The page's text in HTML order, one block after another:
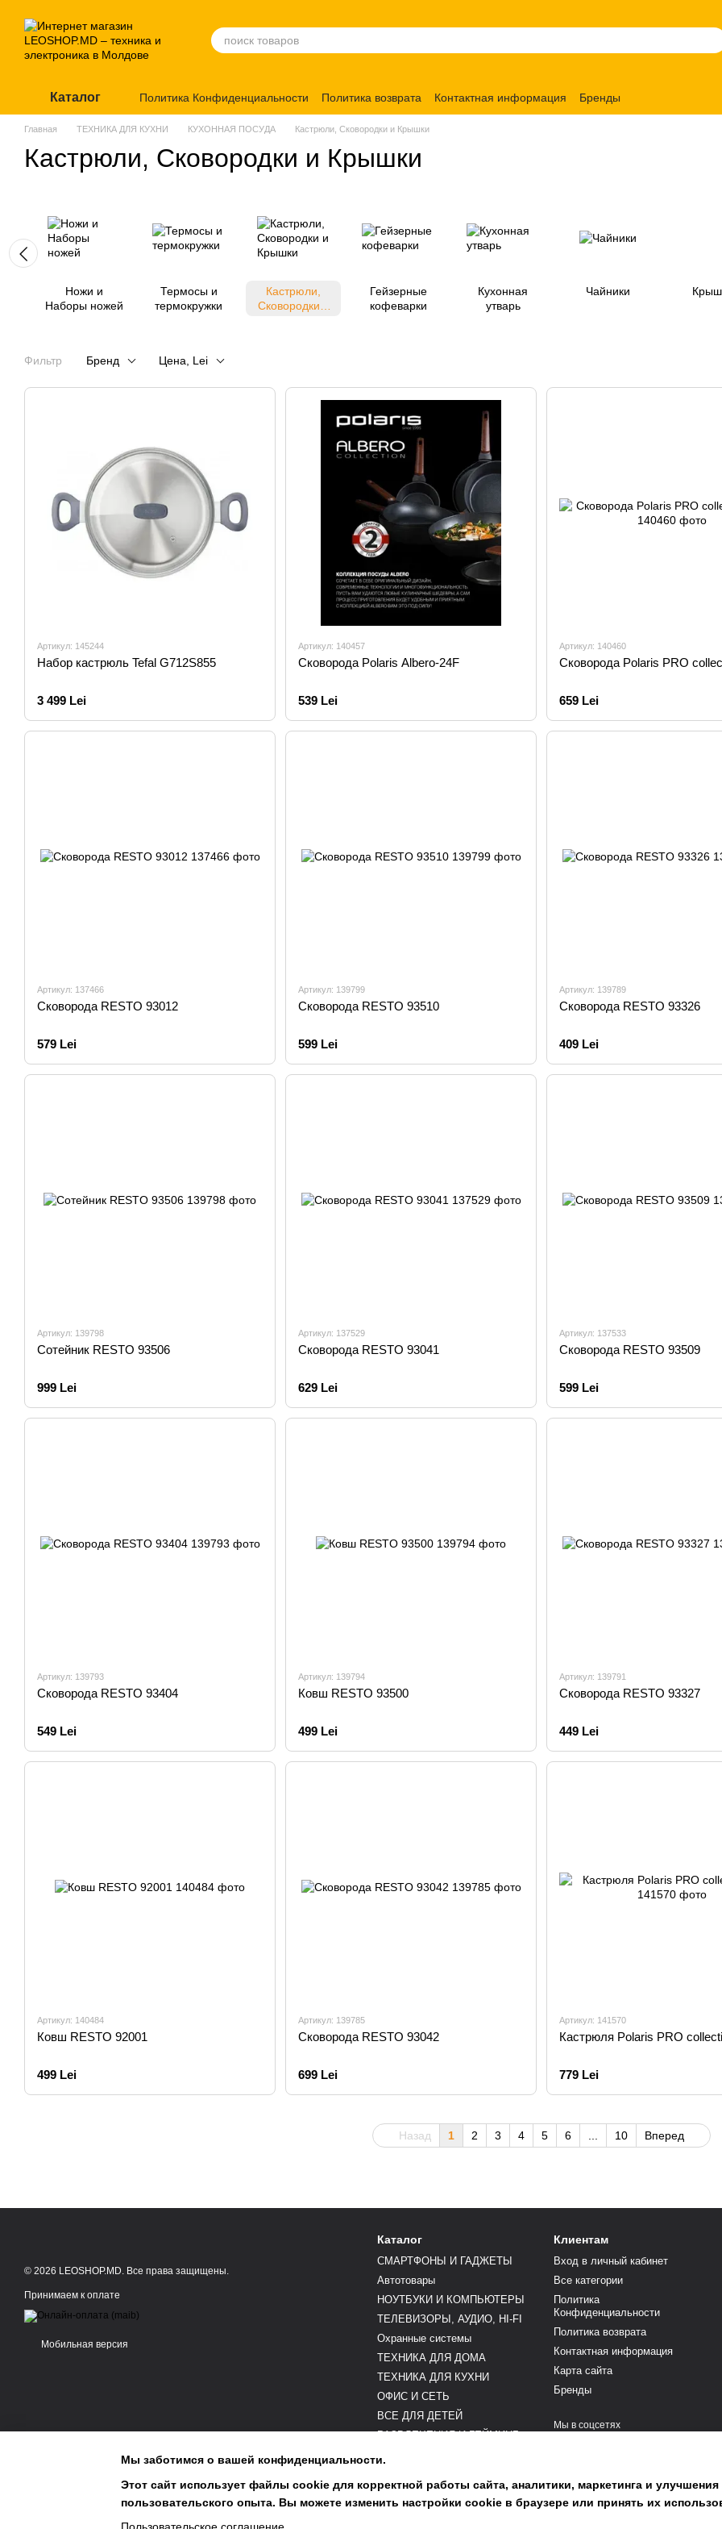
Каталог Политика Конфиденциальности Политика возврата Контактная информация Бренды
Главная ТЕХНИКА ДЛЯ КУХНИ КУХОННАЯ ПОСУДА Кастрюли, Сковородки и Крышки
Кастрюли, Сковородки и Крышки
Ножи и
Наборы ножей
Термосы и
термокружки
Кастрюли,
Сковородки и
Гейзерные
кофеварки
Кухонная
утварь
Чайники
Фильтр Бренд Цена, Lei
Артикул: 145244
Набор кастрюль Tefal G712S855
3 499 Lei
Артикул: 140457
Сковорода Polaris Albero-24F
539 Lei
Артикул: 140460
Сковорода Polaris PRO
659 Lei
Артикул: 137466
Сковорода RESTO 93012
579 Lei
Артикул: 139799
Сковорода RESTO 93510
599 Lei
Артикул: 139789
Сковорода RESTO 93326
409 Lei
Артикул: 139798
Сотейник RESTO 93506
999 Lei
Артикул: 137529
Сковорода RESTO 93041
629 Lei
Артикул: 137533
Сковорода RESTO 93509
599 Lei
Артикул: 139793
Сковорода RESTO 93404
549 Lei
Артикул: 139794
Ковш RESTO 93500
499 Lei
Артикул: 139791
Сковорода RESTO 93327
449 Lei
Артикул: 140484
Ковш RESTO 92001
499 Lei
Артикул: 139785
Сковорода RESTO 93042
699 Lei
Артикул: 141570
Кастрюля Polaris PRO
779 Lei
Назад 1 2 3 4 5 6 10 Вперед
© 2026 LEOSHOP.MD. Все права защищены.
Принимаем к оплате
Мобильная версия
Magazin online creat cu Horoshop
Каталог
СМАРТФОНЫ И ГАДЖЕТЫ
Автотовары
НОУТБУКИ И КОМПЬЮТЕРЫ
ТЕЛЕВИЗОРЫ, АУДИО, HI-FI
Охранные системы
ТЕХНИКА ДЛЯ ДОМА
ТЕХНИКА ДЛЯ КУХНИ
ОФИС И СЕТЬ
ВСЕ ДЛЯ ДЕТЕЙ
РАЗВЛЕЧЕНИЯ И ГЕЙМИНГ
Сад и терраса
Клиентам
Вход в личный кабинет
Все категории
Политика
Конфиденциальности
Политика возврата
Контактная информация
Карта сайта
Бренды
Мы в соцсетях
Мы заботимся о вашей конфиденциальности.
Этот сайт использует файлы cookie для корректной работы сайта, аналитики, маркетинга и улучшения
пользовательского опыта. Вы можете изменить настройки cookie в браузере или принять их